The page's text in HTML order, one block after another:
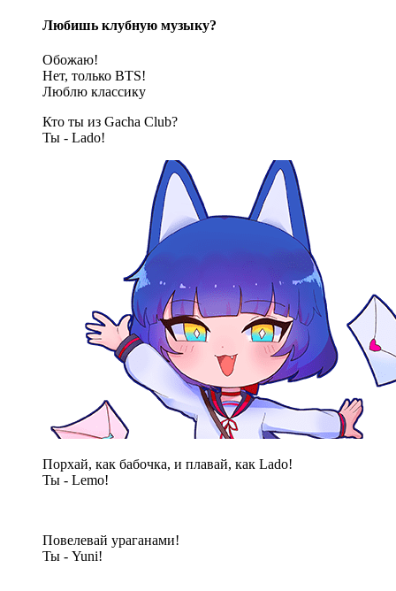
Любишь клубную музыку?
Обожаю!
Нет, только BTS!
Люблю классику
Кто ты из Gacha Club?
Ты - Lado!
Порхай, как бабочка, и плавай, как Lado!
Ты - Lemo!
Повелевай ураганами!
Ты - Yuni!